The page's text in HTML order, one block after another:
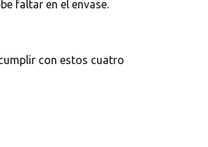
faltar en el envase.
con estos cuatro